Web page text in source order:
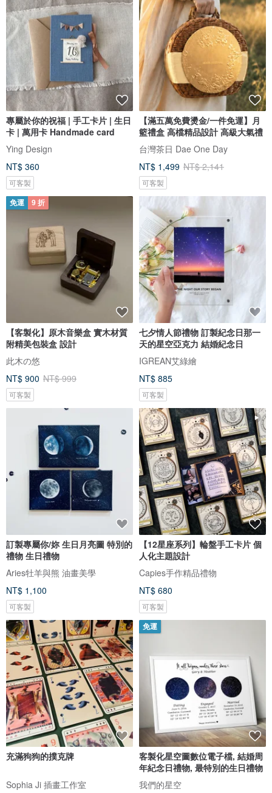
專屬於你的祝福 | 手工卡片 | 生日
卡 | 萬用卡 Handmade card
Ying Design
NT$ 360
可客製
【滿五萬免費燙金/一件免運】月
籃禮盒 高檔精品設計 高級大氣禮
台灣茶日 Dae One Day
NT$ 1,499 NT$ 2,141
可客製
免運 9 折
【客製化】原木音樂盒 實木材質
附精美包裝盒 設計
此木の悠
NT$ 900 NT$ 999
可客製
七夕情人節禮物 訂製紀念日那一
天的星空亞克力 結婚紀念日
IGREAN艾綠繪
NT$ 885
可客製
訂製專屬你/妳 生日月亮圖 特別的
禮物 生日禮物
Aries牡羊與熊 油畫美學
NT$ 1,100
可客製
【12星座系列】輪盤手工卡片 個
人化主題設計
Capies手作精品禮物
NT$ 680
可客製
充滿狗狗的撲克牌
Sophia Ji 插畫工作室
免運
客製化星空圖數位電子檔, 結婚周
年紀念日禮物, 最特別的生日禮物
我們的星空